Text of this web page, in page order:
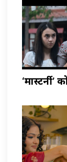
‘मास्टर्नी’